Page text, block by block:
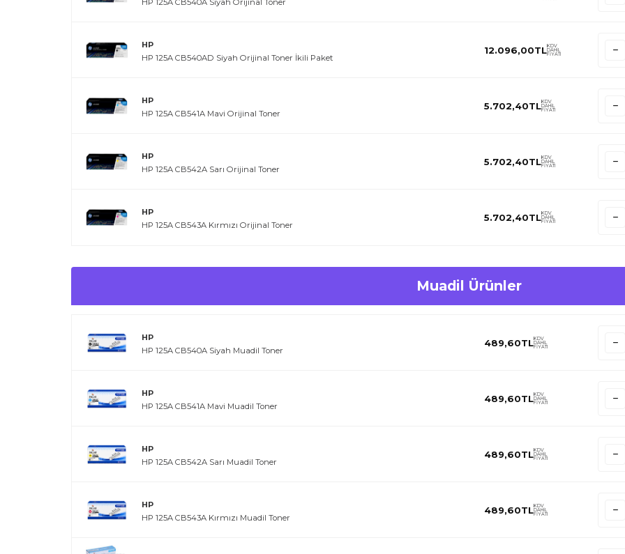
HP
HP 125A CB540AD Siyah Orijinal Toner İkili Paket
12.096,00TLKDV
DAHİL
FİYATI
HP
HP 125A CB541A Mavi Orijinal Toner
5.702,40TLKDV
DAHİL
FİYATI
HP
HP 125A CB542A Sarı Orijinal Toner
5.702,40TLKDV
DAHİL
FİYATI
HP
HP 125A CB543A Kırmızı Orijinal Toner
5.702,40TLKDV
DAHİL
FİYATI
Muadil Ürünler
HP
HP 125A CB540A Siyah Muadil Toner
489,60TLKDV
DAHİL
FİYATI
HP
HP 125A CB541A Mavi Muadil Toner
489,60TLKDV
DAHİL
FİYATI
HP
HP 125A CB542A Sarı Muadil Toner
489,60TLKDV
DAHİL
FİYATI
HP
HP 125A CB543A Kırmızı Muadil Toner
489,60TLKDV
DAHİL
FİYATI